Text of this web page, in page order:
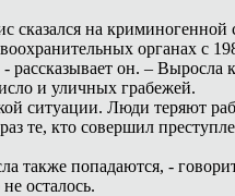
на
органах с
рассказывает он. –
и уличных грабежей.
ситуации. Люди теряют
те, кто совершил
также попадаются, -
осталось.